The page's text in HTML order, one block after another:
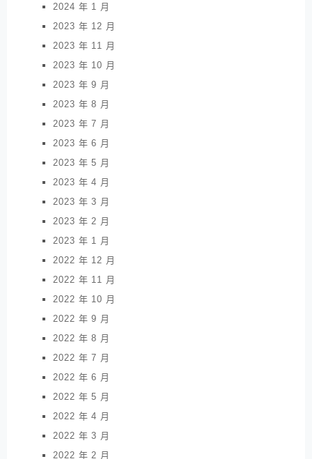
2024 年 1 月
2023 年 12 月
2023 年 11 月
2023 年 10 月
2023 年 9 月
2023 年 8 月
2023 年 7 月
2023 年 6 月
2023 年 5 月
2023 年 4 月
2023 年 3 月
2023 年 2 月
2023 年 1 月
2022 年 12 月
2022 年 11 月
2022 年 10 月
2022 年 9 月
2022 年 8 月
2022 年 7 月
2022 年 6 月
2022 年 5 月
2022 年 4 月
2022 年 3 月
2022 年 2 月